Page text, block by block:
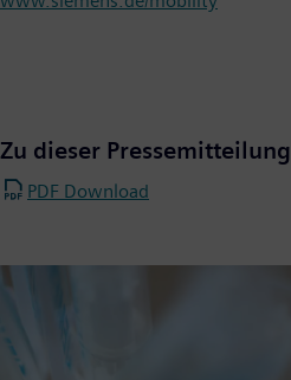
Zu dieser Pressemitteilung
PDF Download